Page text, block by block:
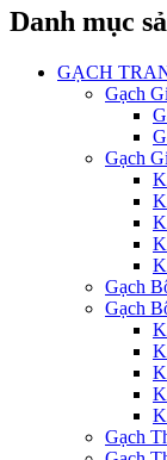
Danh mục
GẠCH
Gạch
Gạch
Gạch
Gạch
Gạch